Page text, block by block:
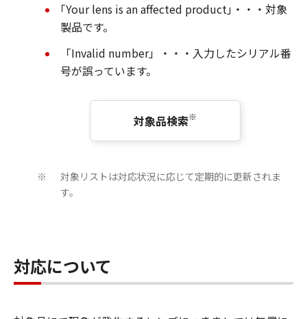
｢Your lens is an affected product｣・・・対象
製品です。
「Invalid number」・・・入力したシリアル番
号が誤っています。
対象品検索※
※
対象リストは対応状況に応じて定期的に更新されま
す。
対応について